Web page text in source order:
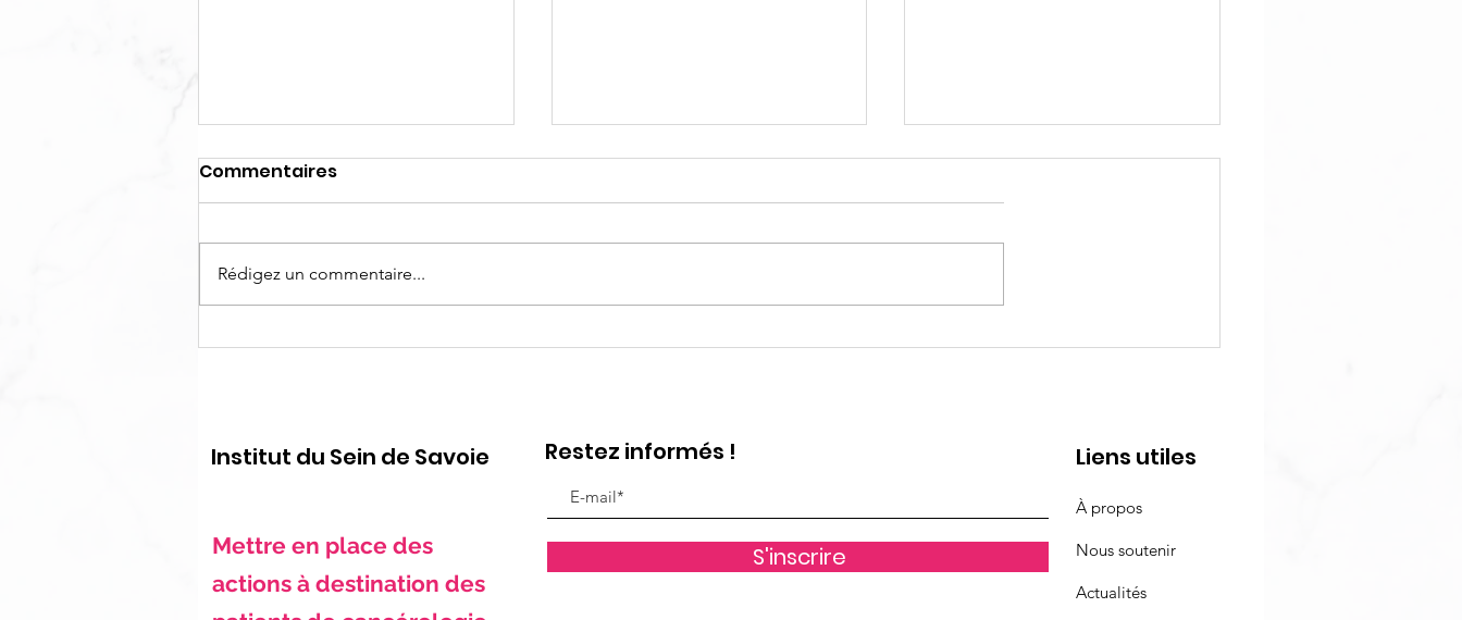
Octobre Rose 2025, nos
Spectacle Octobre Rose
Spectacle Octobre Rose
Commentaires
Rédigez un commentaire...
Institut du Sein de Savoie
Mettre en place des
actions à destination des
Restez informés !
S'inscrire
Liens utiles
À propos
Nous soutenir
Actualités